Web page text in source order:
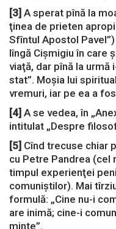
[3] A sperat pînă la
ţinea de prieten
Sfîntul Apostol
lîngă Cişmigiu în care
viaţă, dar pînă la urmă
stat”. Moşia lui
vremuri, iar pe ea a
[4] A se vedea, în
intitulat „Despre
[5] Cînd trecuse chiar
cu Petre Pandrea (cel
timpul experienţei
comuniştilor). Mai
formulă: „Cine nu-i
are inimă; cine-i
minte”.